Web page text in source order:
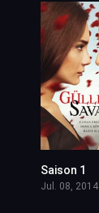
Saison 1
Jul. 08, 2014